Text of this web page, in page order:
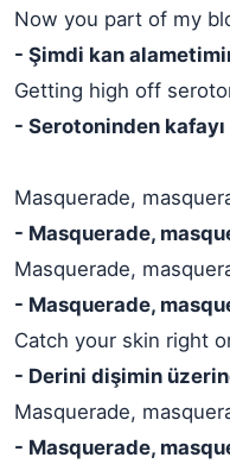
Now you part of my
- Şimdi kan
Getting high off
- Serotoninden
Masquerade,
- Masquerade,
Masquerade,
- Masquerade,
Catch your skin right
- Derini dişimin
Masquerade,
- Masquerade,